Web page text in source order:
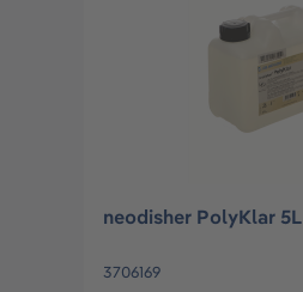
neodisher PolyKlar 5L
3706169